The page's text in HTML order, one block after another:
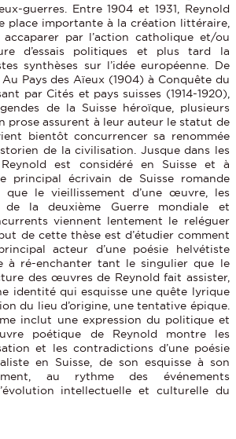
guerres. Entre 1904 et 1931, Reynold
place importante à la création littéraire,
par l’action catholique et/ou
d’essais politiques et plus tard la
synthèses sur l’idée européenne. De
Au Pays des Aïeux (1904) à Conquête du
par Cités et pays suisses (1914-1920),
de la Suisse héroïque, plusieurs
prose assurent à leur auteur le statut de
bientôt concurrencer sa renommée
de la civilisation. Jusque dans les
Reynold est considéré en Suisse et à
principal écrivain de Suisse romande
que le vieillissement d’une œuvre, les
de la deuxième Guerre mondiale et
viennent lentement le reléguer
de cette thèse est d’étudier comment
acteur d’une poésie helvétiste
à ré-enchanter tant le singulier que le
des œuvres de Reynold fait assister,
identité qui esquisse une quête lyrique
du lieu d’origine, une tentative épique.
inclut une expression du politique et
poétique de Reynold montre les
et les contradictions d’une poésie
en Suisse, de son esquisse à son
au rythme des événements
intellectuelle et culturelle du